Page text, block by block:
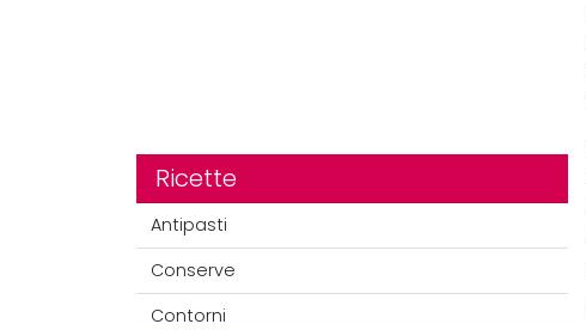
Ricette
Antipasti
Conserve
Contorni